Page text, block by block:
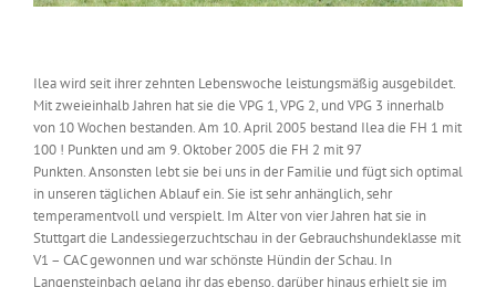
Ilea wird seit ihrer zehnten Lebenswoche leistungsmäßig ausgebildet.
Mit zweieinhalb Jahren hat sie die VPG 1, VPG 2, und VPG 3 innerhalb
von 10 Wochen bestanden. Am 10. April 2005 bestand Ilea die FH 1 mit
100 ! Punkten und am 9. Oktober 2005 die FH 2 mit 97
Punkten. Ansonsten lebt sie bei uns in der Familie und fügt sich optimal
in unseren täglichen Ablauf ein. Sie ist sehr anhänglich, sehr
temperamentvoll und verspielt. Im Alter von vier Jahren hat sie in
Stuttgart die Landessiegerzuchtschau in der Gebrauchshundeklasse mit
V1 – CAC gewonnen und war schönste Hündin der Schau. In
Langensteinbach gelang ihr das ebenso, darüber hinaus erhielt sie im